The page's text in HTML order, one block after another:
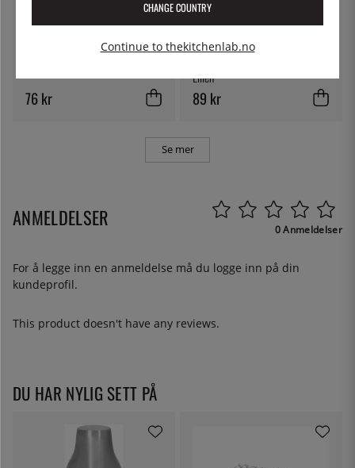
76 kr
LILIEN
Lilien
89 kr
Se mer
ANMELDELSER 0 Anmeldelser
For å legge inn en anmeldelse må du logge inn på din
kundeprofil.
This product doesn't have any reviews.
DU HAR NYLIG SETT PÅ
CHANGE COUNTRY
Continue to thekitchenlab.no